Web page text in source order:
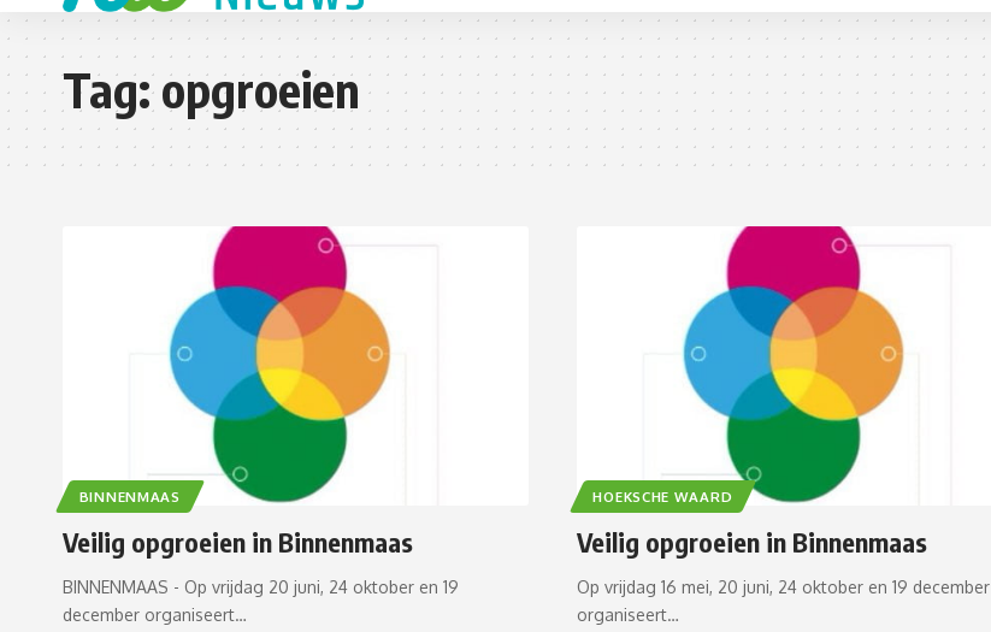
Tag:opgroeien
BINNENMAAS
Veilig opgroeien in Binnenmaas
BINNENMAAS - Op vrijdag 20 juni, 24 oktober en 19
december organiseert…
HOEKSCHE WAARD
Veilig opgroeien in Binnenmaas
Op vrijdag 16 mei, 20 juni, 24 oktober en 19 december
organiseert…